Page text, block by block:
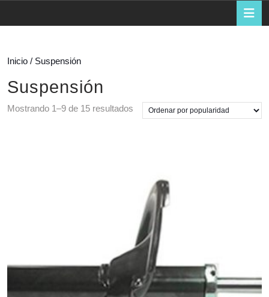
de
la
Inicio / Suspensión
Suspensión
Mostrando 1–9 de 15 resultados Ordenado
por